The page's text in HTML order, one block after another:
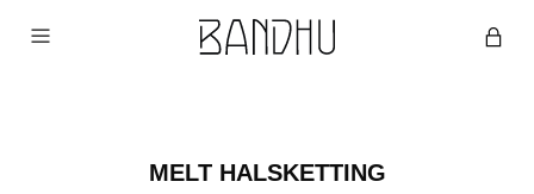
MELT HALSKETTING